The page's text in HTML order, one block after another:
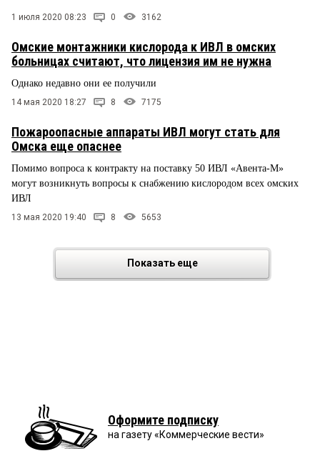
1 июля 2020 08:23 0 3162
Омские монтажники кислорода к ИВЛ в омских
больницах считают, что лицензия им не нужна
Однако недавно они ее получили
14 мая 2020 18:27 8 7175
Пожароопасные аппараты ИВЛ могут стать для
Омска еще опаснее
Помимо вопроса к контракту на поставку 50 ИВЛ «Авента-М»
могут возникнуть вопросы к снабжению кислородом всех омских
ИВЛ
13 мая 2020 19:40 8 5653
Показать еще
Оформите подписку
на газету «Коммерческие вести»